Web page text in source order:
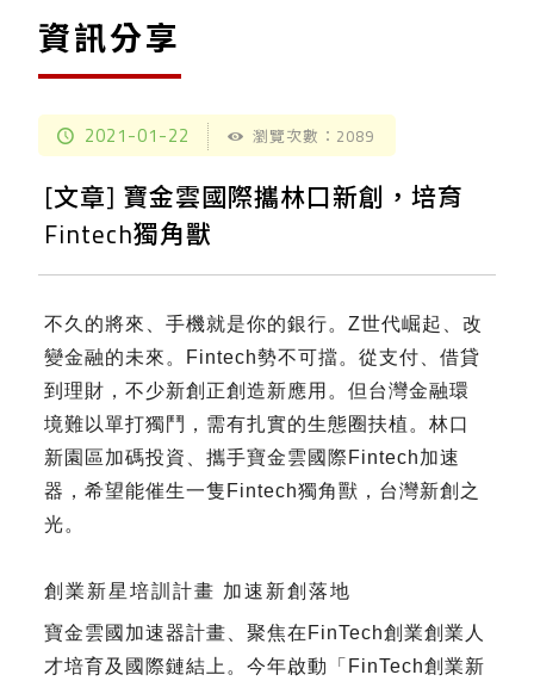
資訊分享
2021-01-22 瀏覽次數：2089
[文章] 寶金雲國際攜林口新創，培育
Fintech獨角獸
不久的將來、手機就是你的銀行。Z世代崛起、改
變金融的未來。Fintech勢不可擋。從支付、借貸
到理財，不少新創正創造新應用。但台灣金融環
境難以單打獨鬥，需有扎實的生態圈扶植。林口
新園區加碼投資、攜手寶金雲國際Fintech加速
器，希望能催生一隻Fintech獨角獸，台灣新創之
光。
創業新星培訓計畫 加速新創落地
寶金雲國加速器計畫、聚焦在FinTech創業創業人
才培育及國際鏈結上。今年啟動「FinTech創業新